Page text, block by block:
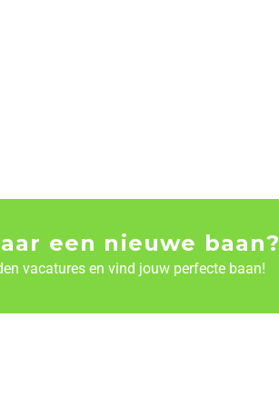
een nieuwe baan?
vacatures en vind jouw perfecte baan!